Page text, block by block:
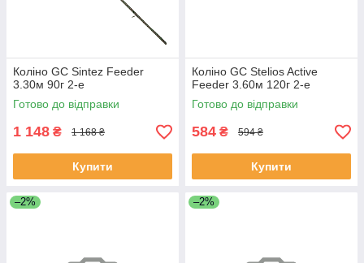
Коліно GC Sintez Feeder
3.30м 90г 2-е
Готово до відправки
1 148 ₴ 1 168 ₴
Купити
Коліно GC Stelios Active
Feeder 3.60м 120г 2-е
Готово до відправки
584 ₴ 594 ₴
Купити
–2% –2%